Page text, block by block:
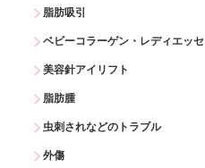
脂肪吸引
ベビーコラーゲン・レディエッセ
美容針アイリフト
脂肪腫
虫刺されなどのトラブル
外傷